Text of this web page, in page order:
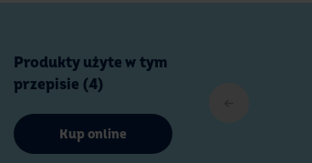
Produkty użyte w tym
przepisie (4)
Kup online